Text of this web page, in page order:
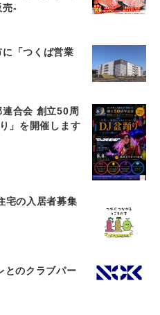
売-
「つくば営業
合会 創立50周
」を開催します
宅の入居者募集
とのクラブパー